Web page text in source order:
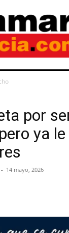
por
ya le
- 14 mayo, 2026